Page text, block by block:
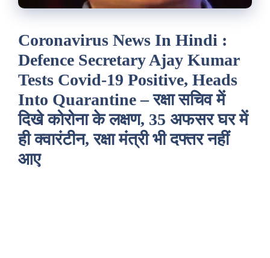
Coronavirus News In Hindi :
Defence Secretary Ajay Kumar
Tests Covid-19 Positive, Heads
Into Quarantine – रक्षा सचिव में
दिखे कोरोना के लक्षण, 35 अफसर घर में
ही क्वारंटीन, रक्षा मंत्री भी दफ्तर नहीं
आए